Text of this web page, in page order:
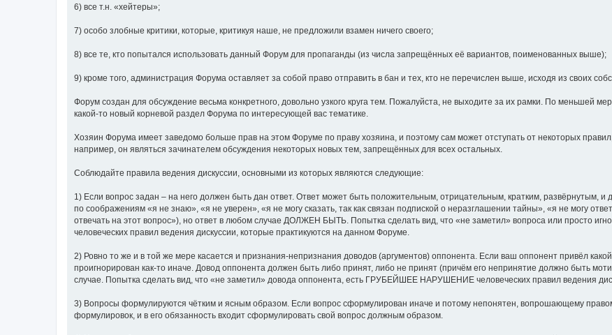
6) все т.н. «хейтеры»;
7) особо злобные критики, которые, критикуя наше, не предложили взамен ничего своего;
8) все те, кто попытался использовать данный Форум для пропаганды (из числа запрещённых её вариантов, поименованных выше);
9) кроме того, администрация Форума оставляет за собой право отправить в бан и тех, кто не перечислен выше, исходя из своих
Форум создан для обсуждение весьма конкретного, довольно узкого круга тем. Пожалуйста, не выходите за их рамки. По меньшей
какой-то новый корневой раздел Форума по интересующей вас тематике.
Хозяин Форума имеет заведомо больше прав на этом Форуме по праву хозяина, и поэтому сам может отступать от некоторых
например, он являться зачинателем обсуждения некоторых новых тем, запрещённых для всех остальных.
Соблюдайте правила ведения дискуссии, основными из которых являются следующие:
1) Если вопрос задан – на него должен быть дан ответ. Ответ может быть положительным, отрицательным, кратким, развёрнутым,
по соображениям «я не знаю», «я не уверен», «я не могу сказать, так как связан подпиской о неразглашении тайны», «я не могу
отвечать на этот вопрос»), но ответ в любом случае ДОЛЖЕН БЫТЬ. Попытка сделать вид, что «не заметил» вопроса или просто
человеческих правил ведения дискуссии, которые практикуются на данном Форуме.
2) Ровно то же и в той же мере касается и признания-непризнания доводов (аргументов) оппонента. Если ваш оппонент привёл
проигнорирован как-то иначе. Довод оппонента должен быть либо принят, либо не принят (причём его непринятие должно быть
случае. Попытка сделать вид, что «не заметил» довода оппонента, есть ГРУБЕЙШЕЕ НАРУШЕНИЕ человеческих правил ведения
3) Вопросы формулируются чётким и ясным образом. Если вопрос сформулирован иначе и потому непонятен, вопрошающему
формулировок, и в его обязанность входит сформулировать свой вопрос должным образом.